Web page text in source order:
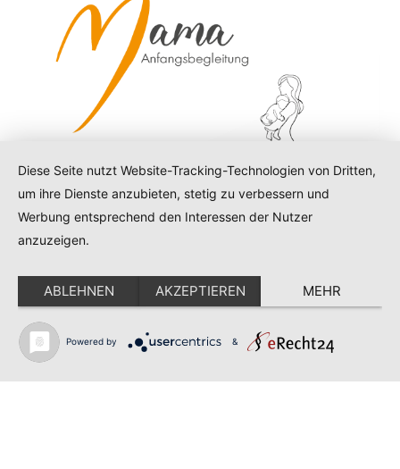
Main
daniela@mama-anfangsbegleitung.at
made bymyblumberg© 2026
Diese Seite nutzt Website-Tracking-Technologien von Dritten,
um ihre Dienste anzubieten, stetig zu verbessern und
Werbung entsprechend den Interessen der Nutzer
anzuzeigen.
ABLEHNEN AKZEPTIEREN MEHR
Powered by &